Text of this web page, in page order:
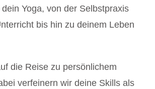
Yoga, von der Selbstpraxis
bis hin zu deinem Leben
die Reise zu persönlichem
verfeinern wir deine Skills als